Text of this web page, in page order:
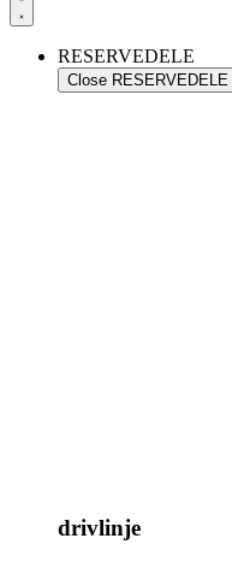
RESERVEDELE
Close RESERVEDELE
drivlinje